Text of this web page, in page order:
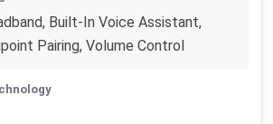
Built-In Voice Assistant,
Pairing, Volume Control